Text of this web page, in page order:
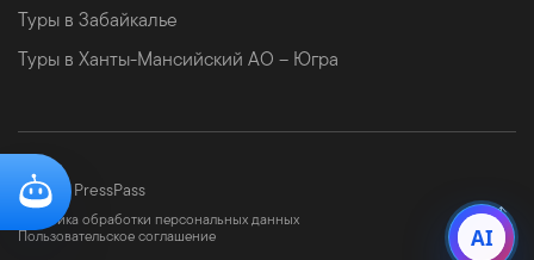
Туры в Забайкалье
Туры в Ханты-Мансийский АО – Югра
©2026 PressPass
Политика обработки персональных данных
Пользовательское соглашение
AI